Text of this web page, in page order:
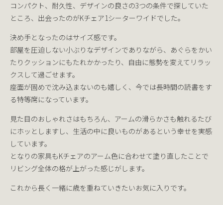
コンパクト、耐久性、デザインの良さの3つの条件で探していた
ところ、出会ったのがKチェア1シーターワイドでした。
決め手となったのはサイズ感です。
部屋を圧迫しない小ぶりなデザインでありながら、あぐらをかい
たりクッションにもたれかかったり、自由に態勢を変えてリラッ
クスして過ごせます。
座面が固めで沈み込まないのも嬉しく、今では長時間の読書をす
る特等席になっています。
見た目のおしゃれさはもちろん、アームの滑らかさも触れるたび
にホッとしますし、生活の中に良いものがあるという幸せを実感
しています。
となりの家具もKチェアのアーム色に合わせて塗り直したことで
リビング全体の格が上がった感じがします。
これから長く一緒に歳を重ねていきたいお気に入りです。